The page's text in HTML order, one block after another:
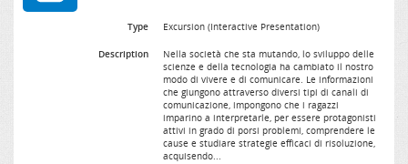
Type Excursion (Interactive Presentation)
Description
Nella società che sta mutando, lo sviluppo delle
scienze e della tecnologia ha cambiato il nostro
modo di vivere e di comunicare. Le informazioni
che giungono attraverso diversi tipi di canali di
comunicazione, impongono che i ragazzi
imparino a interpretarle, per essere protagonisti
attivi in grado di porsi problemi, comprendere le
cause e studiare strategie efficaci di risoluzione,
acquisendo...